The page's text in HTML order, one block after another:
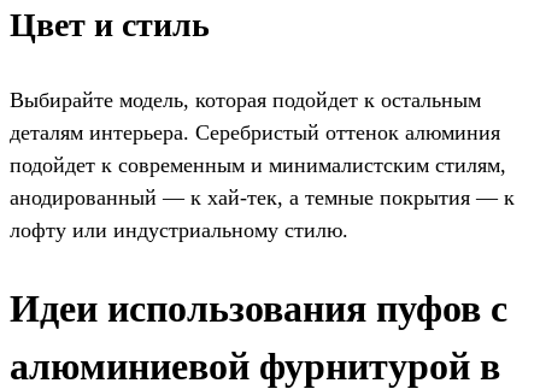
Цвет и стиль
Выбирайте модель, которая подойдет к остальным
деталям интерьера. Серебристый оттенок алюминия
подойдет к современным и минималистским стилям,
анодированный — к хай-тек, а темные покрытия — к
лофту или индустриальному стилю.
Идеи использования пуфов с
алюминиевой фурнитурой в